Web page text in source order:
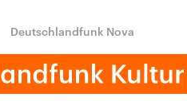
Deutschlandfunk Nova